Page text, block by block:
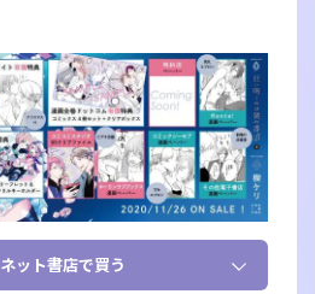
ネット書店で買う